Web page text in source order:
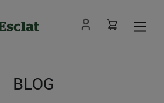
BLOG